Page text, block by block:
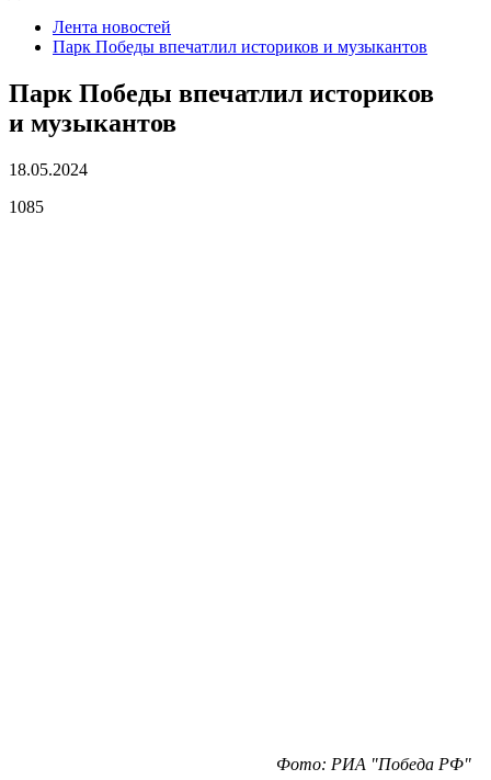
Лента новостей
Парк Победы впечатлил историков и музыкантов
Парк Победы впечатлил историков
и музыкантов
18.05.2024
1085
Фото: РИА "Победа РФ"